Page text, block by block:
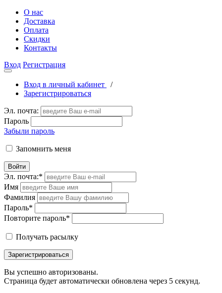
О нас
Доставка
Оплата
Скидки
Контакты
Вход Регистрация
Вход в личный кабинет
/
Зарегистрироваться
Эл. почта:
Пароль
Забыли пароль
Запомнить меня
Войти
Эл. почта:*
Имя
Фамилия
Пароль*
Повторите пароль*
Получать расылку
Зарегистрироваться
Вы успешно авторизованы.
Страница будет автоматически обновлена через 5 секунд.